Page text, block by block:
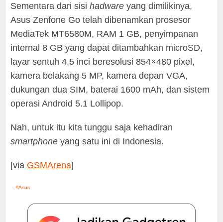
Sementara dari sisihadware yang dimilikinya,
Asus Zenfone Go telah dibenamkan prosesor
MediaTek MT6580M, RAM 1 GB, penyimpanan
internal 8 GB yang dapat ditambahkan microSD,
layar sentuh 4,5 inci beresolusi 854×480 pixel,
kamera belakang 5 MP, kamera depan VGA,
dukungan dua SIM, baterai 1600 mAh, dan sistem
operasi Android 5.1 Lollipop.
Nah, untuk itu kita tunggu saja kehadiran
smartphone yang satu ini di Indonesia.
[via GSMArena]
Asus